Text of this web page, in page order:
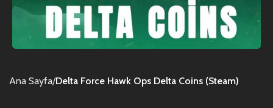
Ana Sayfa Delta Force Hawk Ops Delta Coins (Steam)